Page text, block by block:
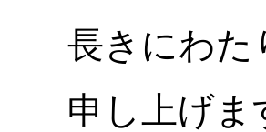
長きにわた
申し上げま